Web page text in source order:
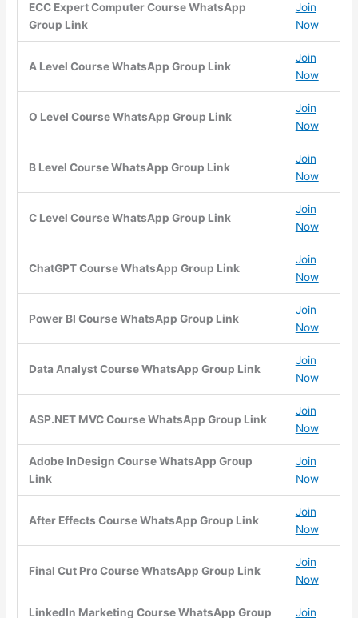
ECC Expert Computer Course WhatsApp
Group Link
Join
Now
A Level Course WhatsApp Group Link
Join
Now
O Level Course WhatsApp Group Link
Join
Now
B Level Course WhatsApp Group Link
Join
Now
C Level Course WhatsApp Group Link
Join
Now
ChatGPT Course WhatsApp Group Link
Join
Now
Power BI Course WhatsApp Group Link
Join
Now
Data Analyst Course WhatsApp Group Link
Join
Now
ASP.NET MVC Course WhatsApp Group Link
Join
Now
Adobe InDesign Course WhatsApp Group
Link
Join
Now
After Effects Course WhatsApp Group Link
Join
Now
Final Cut Pro Course WhatsApp Group Link
Join
Now
LinkedIn Marketing Course WhatsApp Group
Join